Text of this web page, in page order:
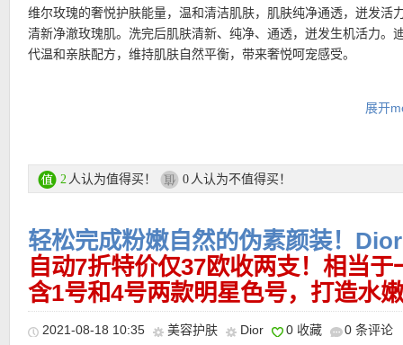
维尔玫瑰的奢悦护肤能量，温和清洁肌肤，肌肤纯净通透，迸发活
清新净澈玫瑰肌。洗完后肌肤清新、纯净、通透，迸发生机活力。
代温和亲肤配方，维持肌肤自然平衡，带来奢悦呵宠感受。
瑰丽清新，傲然盛放。Dior迪奥将这株野生玫瑰进行花谱交植，历
★ 每单最多送3个小样！！
★ 网购邮费满25欧免邮费！
购买链接在此
展开
2 人认为值得买！ 0 人认为不值得买！
轻松完成粉嫩自然的伪素颜装！
自动7折特价仅37欧收两支！相当
含1号和4号两款明星色号，打造水
2021-08-18 10:35 美容护肤 Dior 0 收藏
0 条评论